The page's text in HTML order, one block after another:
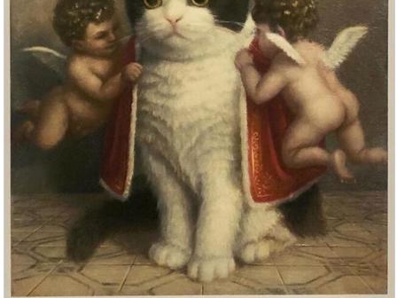
И вот он, обнюхивая все на своем пути, проходит
кухню, вот минует шкафчик, из которого я
воровала конфеты, вон коридор, где я ударилась
плечом, вот проходит дверь в ванную, входит в
комнату, где был праздничный стол, обходит его
и… начинает играть с шариком, который висит
на… елке! Помню! Я помню елку! У дивана стояла,
в ведре! И звезду на ее верхушке помню –
красную, как будто леденец. Еще помню, что я
запретила Блэку играть с шариками, чтобы не
разбить.
Иногда память услужливо прячет от нас
болезненные воспоминания, а ведь за ними может
быть спрятано настоящее счастье!